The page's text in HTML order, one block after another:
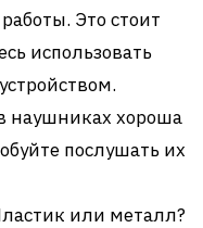
Это стоит
использовать
наушниках хороша
послушать их
или металл?